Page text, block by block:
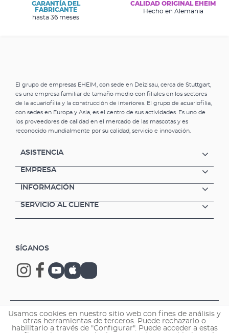
GARANTÍA DEL
FABRICANTE
hasta 36 meses
CALIDAD ORIGINAL EHEIM
Hecho en Alemania
El grupo de empresas EHEIM, con sede en Deizisau, cerca de Stuttgart,
es una empresa familiar de tamaño medio con filiales en los sectores
de la acuariofilia y la construcción de interiores. El grupo de acuariofilia,
con sedes en Europa y Asia, es el centro de sus actividades. Es uno de
los proveedores de calidad en el mercado de las mascotas y es
reconocido mundialmente por su calidad, servicio e innovación.
ASISTENCIA
EMPRESA
INFORMACIÓN
SERVICIO AL CLIENTE
SÍGANOS
Usamos cookies en nuestro sitio web con fines de análisis y
otras herramientas de terceros. Puede rechazarlo o
habilitarlo a través de "Configurar". Puede acceder a estas